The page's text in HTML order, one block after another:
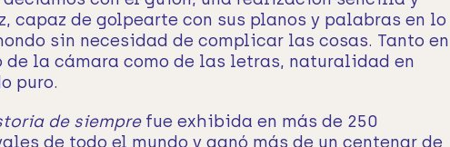
capaz de golpearte con sus planos y palabras en lo
sin necesidad de complicar las cosas. Tanto en
de la cámara como de las letras, naturalidad en
puro.
de siemprefue exhibida en más de 250
de todo el mundo y ganó más de un centenar de